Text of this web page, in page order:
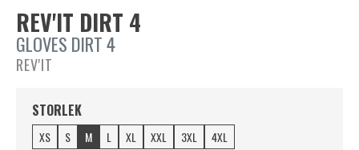
REV'IT DIRT 4
GLOVES DIRT 4
REV'IT
STORLEK
XS S M L XL XXL 3XL 4XL